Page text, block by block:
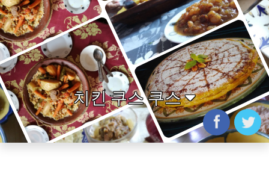
치킨 쿠스 쿠스